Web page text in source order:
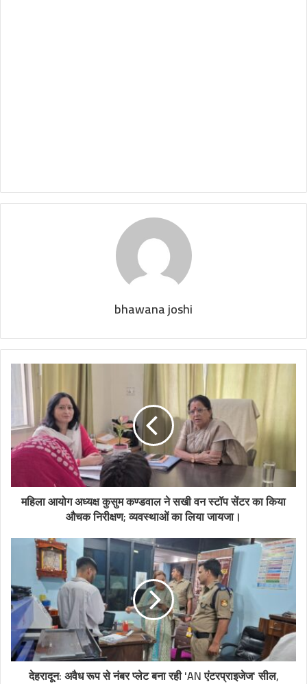
bhawana joshi
महिला आयोग अध्यक्ष कुसुम कण्डवाल ने सखी वन स्टॉप सेंटर का किया
औचक निरीक्षण; व्यवस्थाओं का लिया जायजा।
देहरादून: अवैध रूप से नंबर प्लेट बना रही 'AN एंटरप्राइजेज' सील,